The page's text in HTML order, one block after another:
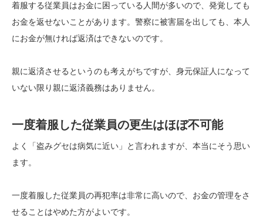
着服する従業員はお金に困っている人間が多いので、発覚しても
お金を返せないことがあります。警察に被害届を出しても、本人
にお金が無ければ返済はできないのです。
親に返済させるというのも考えがちですが、身元保証人になって
いない限り親に返済義務はありません。
一度着服した従業員の更生はほぼ不可能
よく「盗みグセは病気に近い」と言われますが、本当にそう思い
ます。
一度着服した従業員の再犯率は非常に高いので、お金の管理をさ
せることはやめた方がよいです。